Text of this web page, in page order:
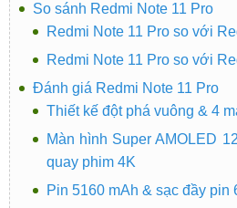
So sánh Redmi Note 11 Pro
Redmi Note 11 Pro so với
Redmi Note 11 Pro so với
Đánh giá Redmi Note 11 Pro
Thiết kế đột phá vuông & 4
Màn hình Super AMOLED
quay phim 4K
Pin 5160 mAh & sạc đầy pin